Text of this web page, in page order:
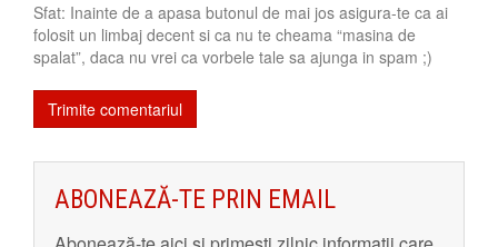
Sfat: Inainte de a apasa butonul de mai jos asigura-te ca ai
folosit un limbaj decent si ca nu te cheama “masina de
spalat”, daca nu vrei ca vorbele tale sa ajunga in spam ;)
ABONEAZĂ-TE PRIN EMAIL